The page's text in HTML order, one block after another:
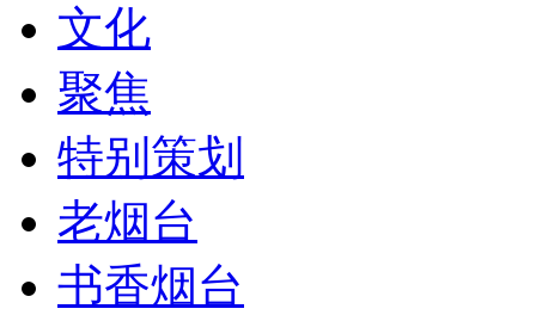
文化
聚焦
特别策划
老烟台
书香烟台